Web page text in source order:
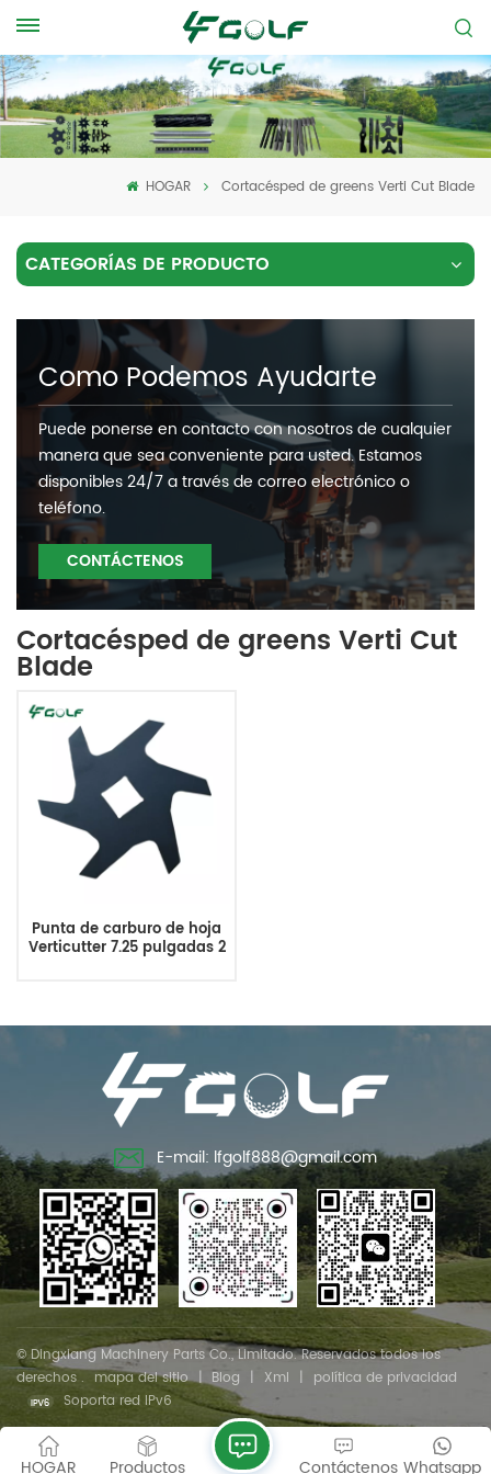
HOGAR Cortacésped de greens Verti Cut Blade
CATEGORÍAS DE PRODUCTO
Como Podemos Ayudarte
Puede ponerse en contacto con nosotros de cualquier
manera que sea conveniente para usted. Estamos
disponibles 24/7 a través de correo electrónico o
teléfono.
CONTÁCTENOS
Cortacésped de greens Verti Cut
Blade
Punta de carburo de hoja
Verticutter 7.25 pulgadas 2
E-mail: lfgolf888@gmail.com
© Dingxiang Machinery Parts Co., Limitado. Reservados todos los
derechos . mapa del sitio | Blog | Xml | política de privacidad
Soporta red IPv6
HOGAR Productos Whatsapp
Contáctenos